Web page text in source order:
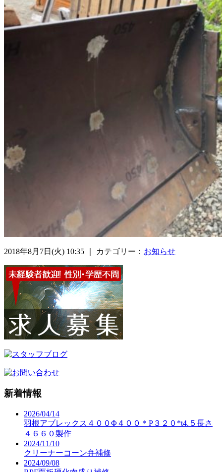
2018年8月7日(火) 10:35 ｜ カテゴリー： お知らせ
新着情報
2026/04/14
羽根アブレックス４００Φ４００＊P３２０*t4.５長さ
４６６０製作
2024/11/10
クリーナーコーン弁補修
2024/09/08